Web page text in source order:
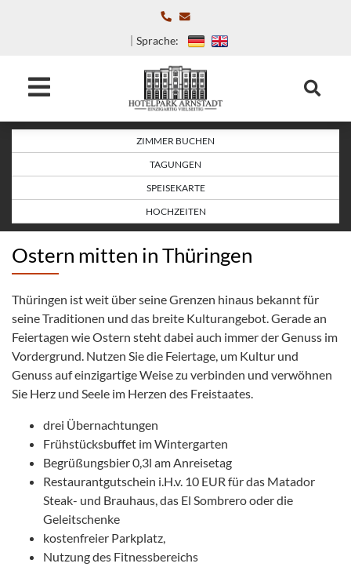
Sprache:
ZIMMER BUCHEN
TAGUNGEN
SPEISEKARTE
HOCHZEITEN
Ostern mitten in Thüringen
Thüringen ist weit über seine Grenzen hinaus bekannt für
seine Traditionen und das breite Kulturangebot. Gerade an
Feiertagen wie Ostern steht dabei auch immer der Genuss im
Vordergrund. Nutzen Sie die Feiertage, um Kultur und
Genuss auf einzigartige Weise zu verbinden und verwöhnen
Sie Herz und Seele im Herzen des Freistaates.
drei Übernachtungen
Frühstücksbuffet im Wintergarten
Begrüßungsbier 0,3l am Anreisetag
Restaurantgutschein i.H.v. 10 EUR für das Matador
Steak- und Brauhaus, das El Sombrero oder die
Geleitschenke
kostenfreier Parkplatz,
Nutzung des Fitnessbereichs